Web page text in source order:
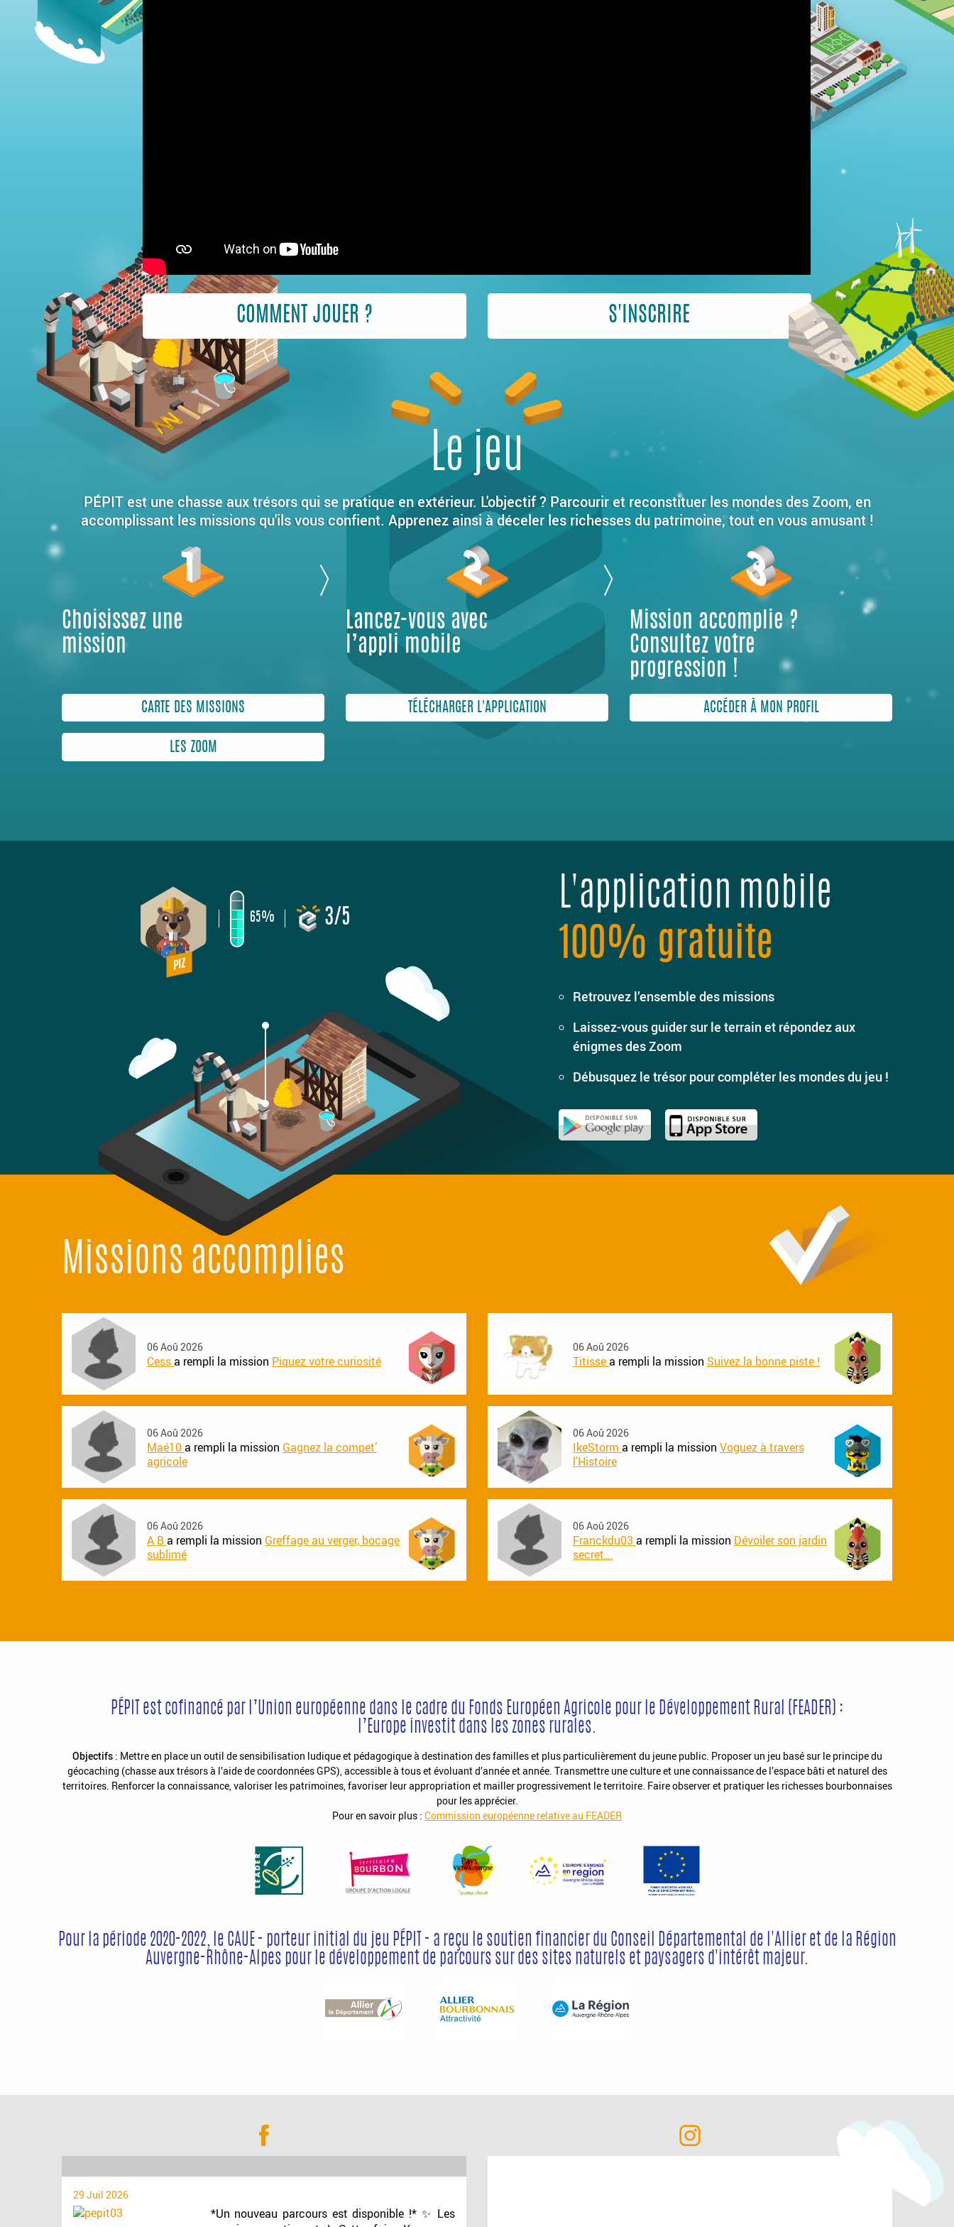
COMMENT JOUER ? S'INSCRIRE
Le jeu
PÉPIT est une chasse aux trésors qui se pratique en extérieur. L'objectif ? Parcourir et reconstituer les mondes des Zoom, en
accomplissant les missions qu'ils vous confient. Apprenez ainsi à déceler les richesses du patrimoine, tout en vous amusant !
Choisissez une
mission
CARTE DES MISSIONS
LES ZOOM
Lancez-vous avec
l’appli mobile
TÉLÉCHARGER L'APPLICATION
Mission accomplie ?
Consultez votre
progression !
ACCÉDER À MON PROFIL
PIZ
65% 3/5
L'application mobile
100% gratuite
Retrouvez l’ensemble des missions
Laissez-vous guider sur le terrain et répondez aux
énigmes des Zoom
Débusquez le trésor pour compléter les mondes du jeu !
Missions accomplies
06 Aoû 2026
Cessa rempli la mission Piquez votre curiosité
06 Aoû 2026
Titissea rempli la mission Suivez la bonne piste !
06 Aoû 2026
Maé10a rempli la mission Gagnez la compet’
agricole
06 Aoû 2026
IkeStorm a rempli la mission Voguez à travers
l'Histoire
06 Aoû 2026
A Ba rempli la mission Greffage au verger, bocage
sublimé
06 Aoû 2026
Franckdu03 a rempli la mission Dévoiler son jardin
secret...
PÉPIT est cofinancé par l’Union européenne dans le cadre du Fonds Européen Agricole pour le Développement Rural (FEADER) :
l’Europe investit dans les zones rurales.
Objectifs: Mettre en place un outil de sensibilisation ludique et pédagogique à destination des familles et plus particulièrement du jeune public. Proposer un jeu basé sur le principe du
géocaching (chasse aux trésors à l’aide de coordonnées GPS), accessible à tous et évoluant d’année et année. Transmettre une culture et une connaissance de l’espace bâti et naturel des
territoires. Renforcer la connaissance, valoriser les patrimoines, favoriser leur appropriation et mailler progressivement le territoire. Faire observer et pratiquer les richesses bourbonnaises
pour les apprécier.
Pour en savoir plus : Commission européenne relative au FEADER
Pour la période 2020-2022, le CAUE - porteur initial du jeu PÉPIT - a reçu le soutien financier du Conseil Départemental de l'Allier et de la Région
Auvergne-Rhône-Alpes pour le développement de parcours sur des sites naturels et paysagers d'intérêt majeur.
29 Juil 2026
*Un nouveau parcours est disponible !* ✨ Les